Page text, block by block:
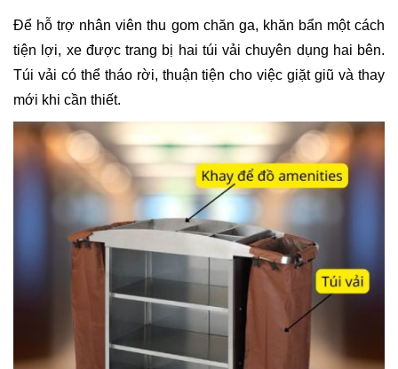
Để hỗ trợ nhân viên thu gom chăn ga, khăn bẩn một cách
tiện lợi, xe được trang bị hai túi vải chuyên dụng hai bên.
Túi vải có thể tháo rời, thuận tiện cho việc giặt giũ và thay
mới khi cần thiết.